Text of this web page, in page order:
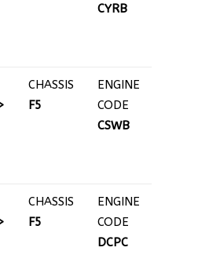
CYRB
CHASSIS
F5
ENGINE
CODE
CSWB
CHASSIS
F5
ENGINE
CODE
DCPC